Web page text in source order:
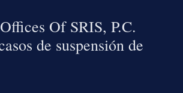
Of SRIS, P.C.
de suspensión de